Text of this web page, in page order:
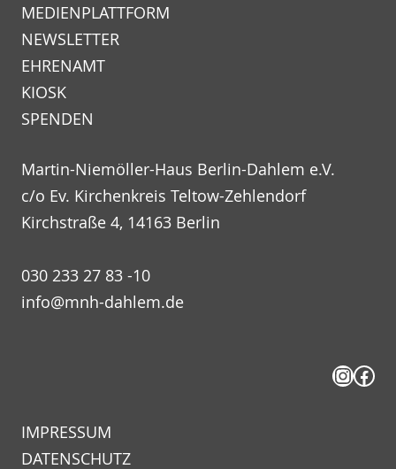
MEDIENPLATTFORM
NEWSLETTER
EHRENAMT
KIOSK
SPENDEN
Martin-Niemöller-Haus Berlin-Dahlem e.V.
c/o Ev. Kirchenkreis Teltow-Zehlendorf
Kirchstraße 4, 14163 Berlin
030 233 27 83 -10
info@mnh-dahlem.de
IMPRESSUM
DATENSCHUTZ